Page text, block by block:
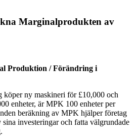
Marginalprodukten av
Produktion / Förändring i
köper ny maskineri för £10,000 och
enheter, är MPK 100 enheter per
beräkning av MPK hjälper företag
sina investeringar och fatta välgrundade